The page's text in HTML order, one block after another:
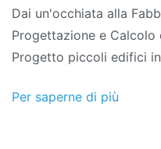
Dai un'occhiata alla
Progettazione e Calcolo
Progetto piccoli edifici
Per saperne di più